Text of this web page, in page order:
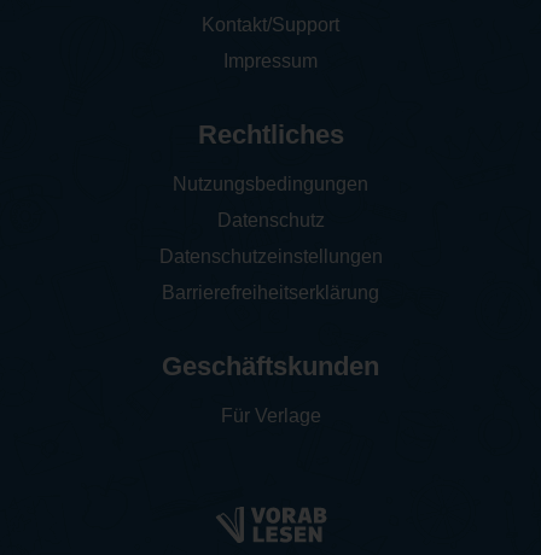
Kontakt/Support
Impressum
Rechtliches
Nutzungsbedingungen
Datenschutz
Datenschutzeinstellungen
Barrierefreiheitserklärung
Geschäftskunden
Für Verlage